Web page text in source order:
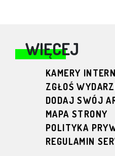
WIĘCEJ
KAMERY
ZGŁOŚ
DODAJ SWÓJ
MAPA STRONY
POLITYKA
REGULAMIN